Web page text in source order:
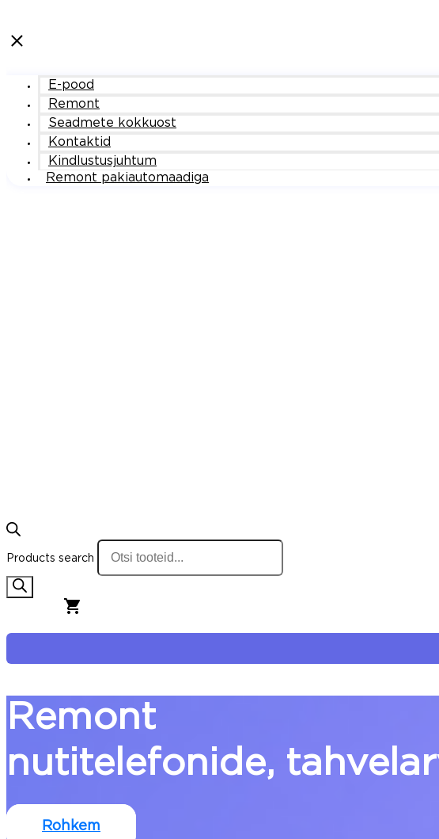
E-pood
Remont
Seadmete kokkuost
Kontaktid
Kindlustusjuhtum
Remont pakiautomaadiga
Products search
Remont
nutitelefonide,
Rohkem